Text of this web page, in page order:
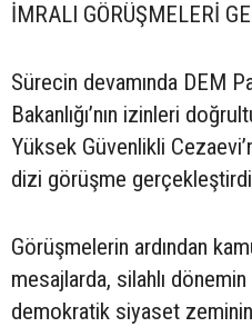
İMRALI GÖRÜŞMELERİ
Sürecin devamında DEM
Bakanlığı’nın izinleri
Yüksek Güvenlikli
dizi görüşme
Görüşmelerin ardından
mesajlarda, silahlı
demokratik siyaset